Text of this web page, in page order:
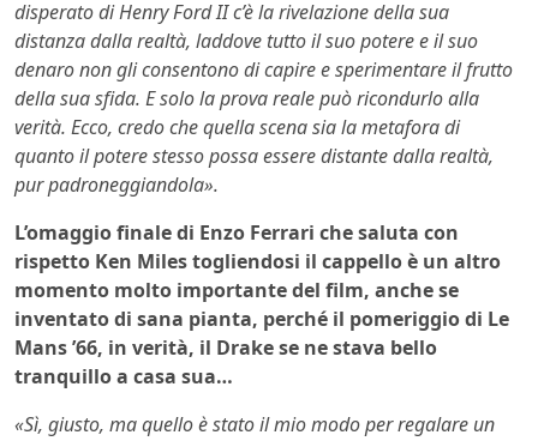
disperato di Henry Ford II c’è la rivelazione della sua
distanza dalla realtà, laddove tutto il suo potere e il suo
denaro non gli consentono di capire e sperimentare il frutto
della sua sfida. E solo la prova reale può ricondurlo alla
verità. Ecco, credo che quella scena sia la metafora di
quanto il potere stesso possa essere distante dalla realtà,
pur padroneggiandola».
L’omaggio finale di Enzo Ferrari che saluta con
rispetto Ken Miles togliendosi il cappello è un altro
momento molto importante del film, anche se
inventato di sana pianta, perché il pomeriggio di Le
Mans ’66, in verità, il Drake se ne stava bello
tranquillo a casa sua…
«Sì, giusto, ma quello è stato il mio modo per regalare un